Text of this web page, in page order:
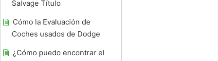
Salvage Título
Cómo la Evaluación de
Coches usados ​​de Dodge
¿Cómo puedo encontrar el